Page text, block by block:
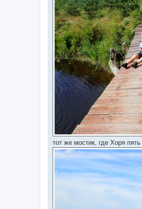
тот же мостик, где Хоря